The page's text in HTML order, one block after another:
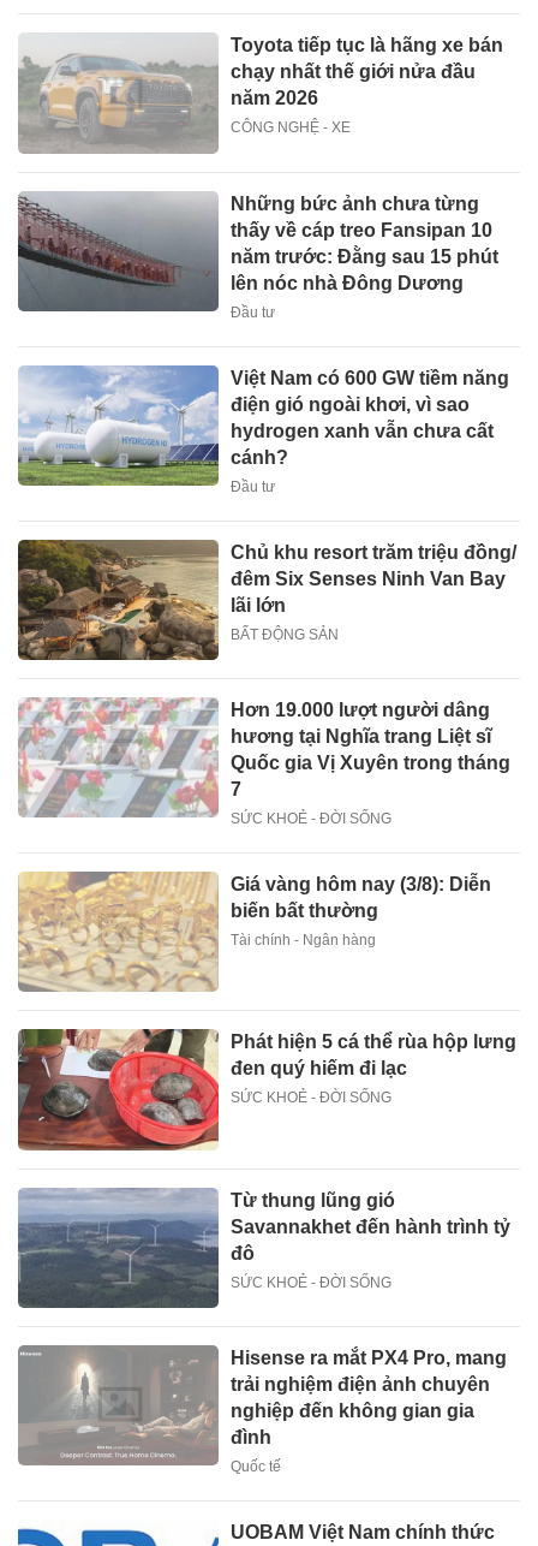
Toyota tiếp tục là hãng xe bán
chạy nhất thế giới nửa đầu
năm 2026
CÔNG NGHỆ - XE
Những bức ảnh chưa từng
thấy về cáp treo Fansipan 10
năm trước: Đằng sau 15 phút
lên nóc nhà Đông Dương
Đầu tư
Việt Nam có 600 GW tiềm năng
điện gió ngoài khơi, vì sao
hydrogen xanh vẫn chưa cất
cánh?
Đầu tư
Chủ khu resort trăm triệu đồng/
đêm Six Senses Ninh Van Bay
lãi lớn
BẤT ĐỘNG SẢN
Hơn 19.000 lượt người dâng
hương tại Nghĩa trang Liệt sĩ
Quốc gia Vị Xuyên trong tháng
7
SỨC KHOẺ - ĐỜI SỐNG
Giá vàng hôm nay (3/8): Diễn
biến bất thường
Tài chính - Ngân hàng
Phát hiện 5 cá thể rùa hộp lưng
đen quý hiếm đi lạc
SỨC KHOẺ - ĐỜI SỐNG
Từ thung lũng gió
Savannakhet đến hành trình tỷ
đô
SỨC KHOẺ - ĐỜI SỐNG
Hisense ra mắt PX4 Pro, mang
trải nghiệm điện ảnh chuyên
nghiệp đến không gian gia
đình
Quốc tế
UOBAM Việt Nam chính thức